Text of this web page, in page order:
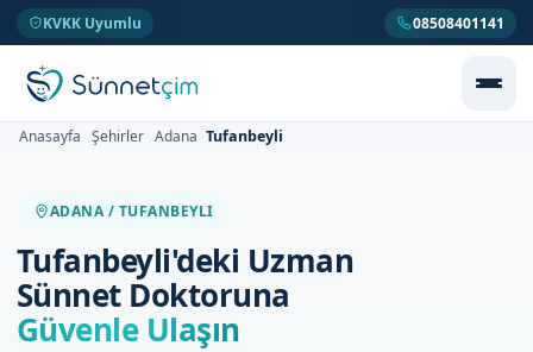
KVKK Uyumlu 08508401141
Anasayfa Şehirler Adana Tufanbeyli
ADANA / TUFANBEYLI
Tufanbeyli'deki Uzman
Sünnet Doktoruna
Güvenle Ulaşın